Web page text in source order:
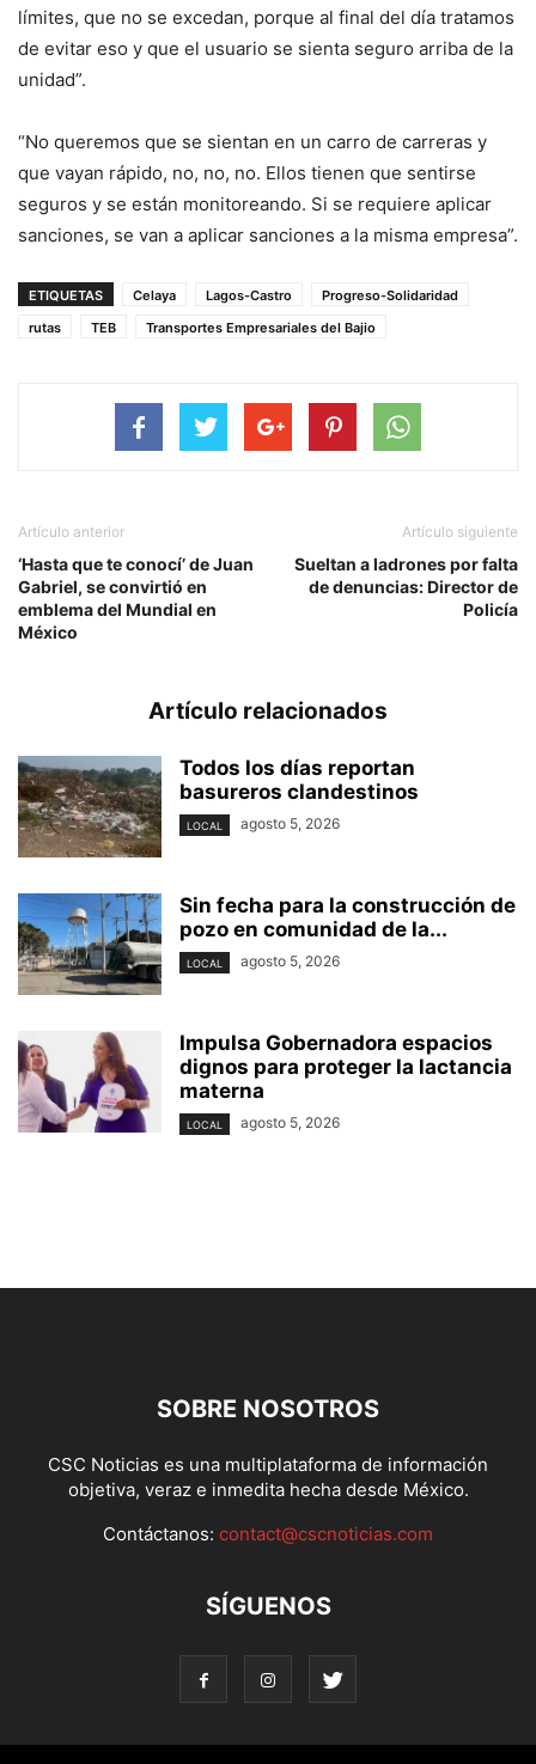
límites, que no se excedan, porque al final del día tratamos
de evitar eso y que el usuario se sienta seguro arriba de la
unidad”.
“No queremos que se sientan en un carro de carreras y
que vayan rápido, no, no, no. Ellos tienen que sentirse
seguros y se están monitoreando. Si se requiere aplicar
sanciones, se van a aplicar sanciones a la misma empresa”.
ETIQUETAS Celaya Lagos-Castro
Progreso-Solidaridad
rutas
TEB Transportes Empresariales del Bajio
Artículo anterior
‘Hasta que te conocí’ de Juan
Gabriel, se convirtió en
emblema del Mundial en
México
Artículo siguiente
Sueltan a ladrones por falta
de denuncias: Director de
Policía
Artículo relacionados
Todos los días reportan
basureros clandestinos
LOCAL agosto 5, 2026
Sin fecha para la construcción de
pozo en comunidad de la...
LOCAL agosto 5, 2026
Impulsa Gobernadora espacios
dignos para proteger la lactancia
materna
LOCAL agosto 5, 2026
SOBRE NOSOTROS
CSC Noticias es una multiplataforma de información
objetiva, veraz e inmedita hecha desde México.
Contáctanos: contact@cscnoticias.com
SÍGUENOS